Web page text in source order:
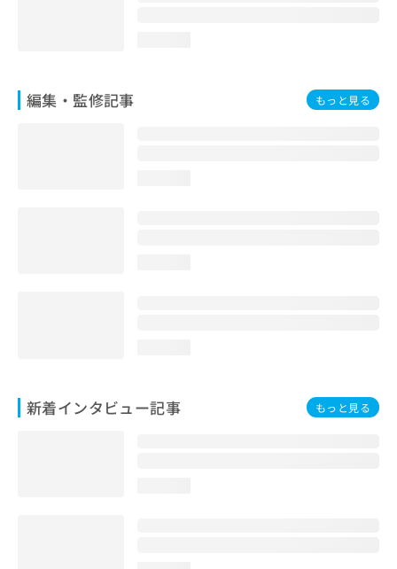
編集・監修記事 もっと見る
新着インタビュー記事 もっと見る